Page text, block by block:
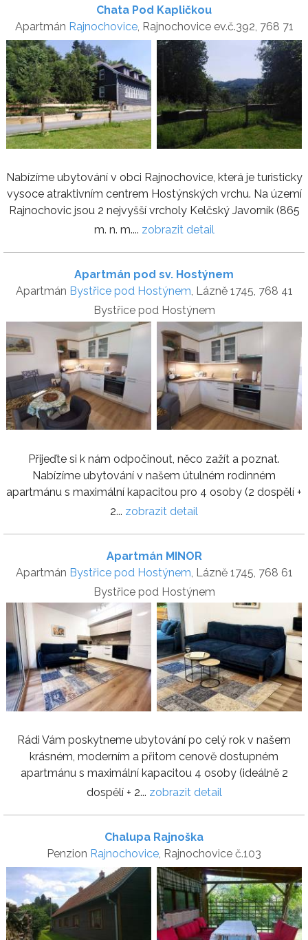
Chata Pod Kapličkou
Apartmán Rajnochovice, Rajnochovice ev.č.392, 768 71
Nabízíme ubytování v obci Rajnochovice, která je turisticky
vysoce atraktivním centrem Hostýnských vrchu. Na území
Rajnochovic jsou 2 nejvyšší vrcholy Kelčský Javorník (865
m. n. m.... zobrazit detail
Apartmán pod sv. Hostýnem
Apartmán Bystřice pod Hostýnem, Lázně 1745, 768 41
Bystřice pod Hostýnem
Přijeďte si k nám odpočinout, něco zažít a poznat.
Nabízíme ubytování v našem útulném rodinném
apartmánu s maximální kapacitou pro 4 osoby (2 dospělí +
2... zobrazit detail
Apartmán MINOR
Apartmán Bystřice pod Hostýnem , Lázně 1745, 768 61
Bystřice pod Hostýnem
Rádi Vám poskytneme ubytování po celý rok v našem
krásném, moderním a přitom cenově dostupném
apartmánu s maximální kapacitou 4 osoby (ideálně 2
dospělí + 2... zobrazit detail
Chalupa Rajnoška
Penzion Rajnochovice , Rajnochovice č.103